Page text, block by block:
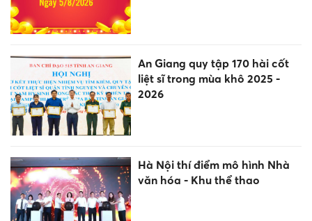
An Giang quy tập 170 hài cốt
liệt sĩ trong mùa khô 2025 -
2026
Hà Nội thí điểm mô hình Nhà
văn hóa - Khu thể thao